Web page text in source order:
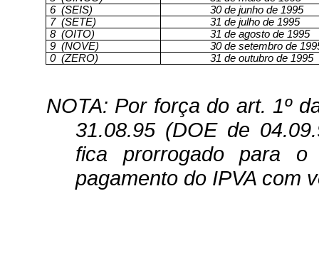
6 (SEIS)
30 de junho de 1995
7 (SETE)
31 de julho de 1995
8 (OITO)
31 de agosto de 1995
9 (NOVE)
30 de setembro de
0 (ZERO) 31 de outubro de 1995
NOTA: Por força do art. 1º
31.08.95 (DOE de
fica prorrogado para
pagamento do IPVA com